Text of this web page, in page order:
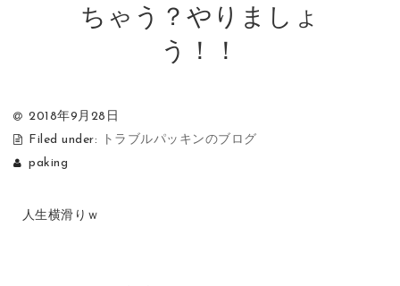
ちゃう？やりましょ
う！！
2018年9月28日
Filed under:
トラブルパッキンのブログ
paking
人生横滑りｗ